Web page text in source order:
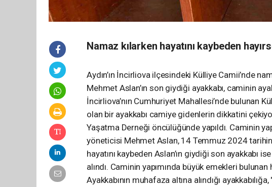
Namaz kılarken hayatını kaybeden
Aydın’ın İncirliova ilçesindeki Külliye Camii’nde
Mehmet Aslan’ın son giydiği ayakkabı, caminin
İncirliova’nın Cumhuriyet Mahallesi’nde bulunan
olan bir ayakkabı camiye gidenlerin dikkatini
Yaşatma Derneği öncülüğünde yapıldı. Caminin
yöneticisi Mehmet Aslan, 14 Temmuz 2024
hayatını kaybeden Aslan’ın giydiği son ayakkabı
alındı. Caminin yapımında büyük emekleri
Ayakkabının muhafaza altına alındığı